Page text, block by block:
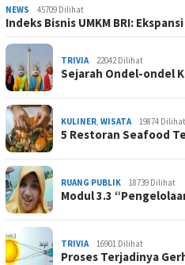
NEWS 45709 Dilihat
Indeks Bisnis UMKM BRI:
TRIVIA 22042 Dilihat
Sejarah Ondel-ondel
KULINER, WISATA 19874 Dilihat
5 Restoran Seafood
RUANG PUBLIK 18739 Dilihat
Modul 3.3
TRIVIA 16901 Dilihat
Proses Terjadinya